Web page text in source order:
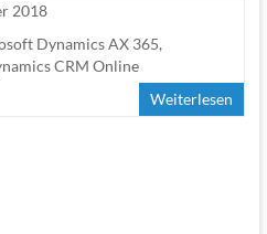
2018
Dynamics AX 365,
CRM Online
Weiterlesen